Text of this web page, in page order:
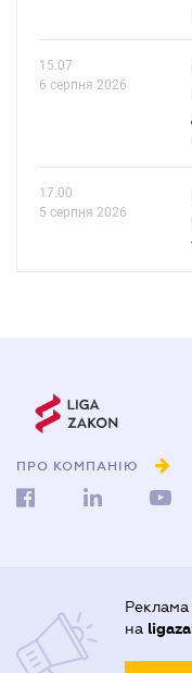
15.07
6 серпня 2026
17.00
5 серпня 2026
ПРО КОМПАНІЮ
Реклама
на